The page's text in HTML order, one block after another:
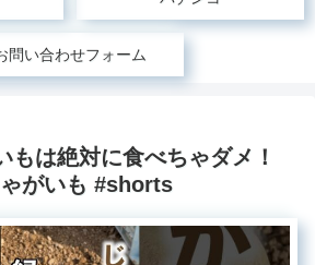
問い合わせフォーム
もは絶対に食べちゃダメ！
がいも #shorts